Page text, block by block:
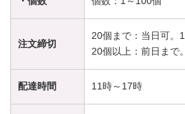
注文締切
20個まで：当日可。
20個以上：前日まで。
配達時間 11時～17時